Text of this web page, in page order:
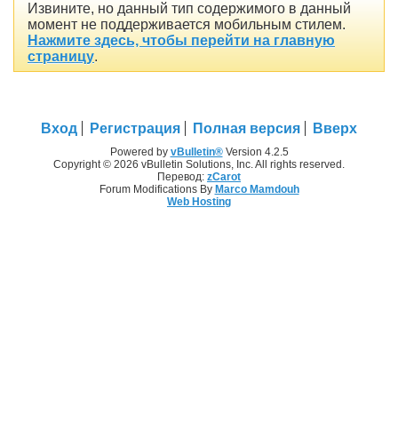
Извините, но данный тип содержимого в данный
момент не поддерживается мобильным стилем.
Нажмите здесь, чтобы перейти на главную
страницу.
Вход Регистрация Полная версия Вверх
Powered by vBulletin®Version 4.2.5
Copyright © 2026 vBulletin Solutions, Inc. All rights reserved.
Перевод: zCarot
Forum Modifications By Marco Mamdouh
Web Hosting